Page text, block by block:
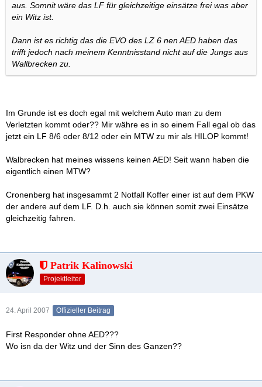
aus. Somnit wäre das LF für gleichzeitige einsätze frei was aber
ein Witz ist.
Dann ist es richtig das die EVO des LZ 6 nen AED haben das
trifft jedoch nach meinem Kenntnisstand nicht auf die Jungs aus
Wallbrecken zu.
Im Grunde ist es doch egal mit welchem Auto man zu dem
Verletzten kommt oder?? Mir währe es in so einem Fall egal ob das
jetzt ein LF 8/6 oder 8/12 oder ein MTW zu mir als HILOP kommt!
Walbrecken hat meines wissens keinen AED! Seit wann haben die
eigentlich einen MTW?
Cronenberg hat insgesammt 2 Notfall Koffer einer ist auf dem PKW
der andere auf dem LF. D.h. auch sie können somit zwei Einsätze
gleichzeitig fahren.
Patrik Kalinowski
Projektleiter
24. April 2007 Offizieller Beitrag
First Responder ohne AED???
Wo isn da der Witz und der Sinn des Ganzen??